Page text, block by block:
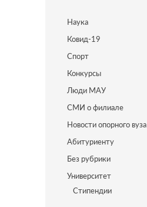
Наука
Ковид-19
Спорт
Конкурсы
Люди МАУ
СМИ о филиале
Новости опорного вуза
Абитуриенту
Без рубрики
Университет
Стипендии